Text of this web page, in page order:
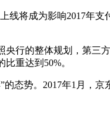
将成为影响2017年支
行的整体规划，第三
重达到50%。
势。2017年1月，京